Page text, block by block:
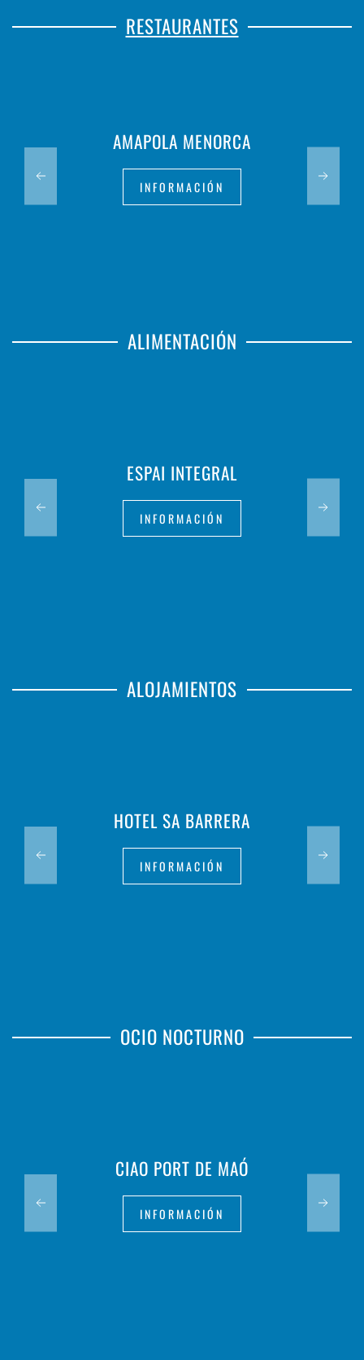
RESTAURANTES
AMAPOLA MENORCA
INFORMACIÓN
ALIMENTACIÓN
ESPAI INTEGRAL
INFORMACIÓN
ALOJAMIENTOS
HOTEL SA BARRERA
INFORMACIÓN
OCIO NOCTURNO
CIAO PORT DE MAÓ
INFORMACIÓN